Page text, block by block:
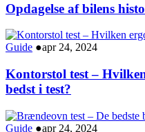
Opdagelse af bilens
Guide ●apr 24, 2024
Kontorstol test –
bedst i test?
Guide ●apr 24, 2024